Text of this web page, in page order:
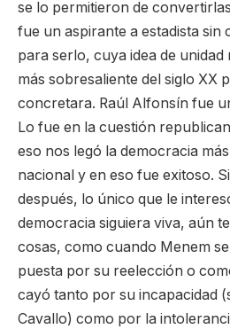
se lo permitieron de
fue un aspirante a estadista sin
para serlo, cuya idea de unidad
más sobresaliente del siglo XX
concretara. Raúl Alfonsín fue
Lo fue en la cuestión
eso nos legó la democracia
nacional y en eso fue exitoso.
después, lo único que le
democracia siguiera viva, aún
cosas, como cuando Menem
puesta por su reelección o
cayó tanto por su incapacidad
Cavallo) como por la